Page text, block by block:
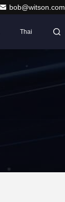
bob@witson.com
Thai